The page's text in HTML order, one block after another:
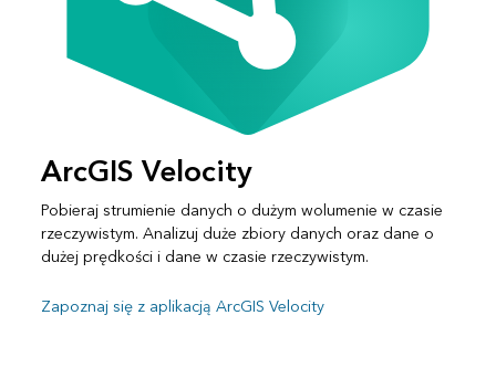
ArcGIS Velocity
Pobieraj strumienie danych o dużym wolumenie w czasie
rzeczywistym. Analizuj duże zbiory danych oraz dane o
dużej prędkości i dane w czasie rzeczywistym.
Zapoznaj się z aplikacją ArcGIS Velocity